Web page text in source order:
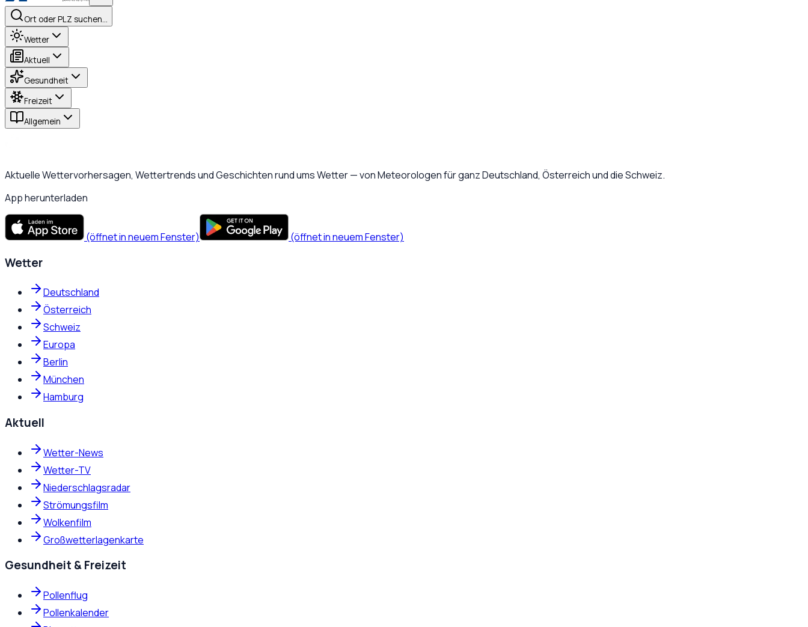
Ort oder PLZ suchen…
Wetter
Aktuell
Gesundheit
Freizeit
Allgemein
Aktuelle Wettervorhersagen, Wettertrends und Geschichten rund ums Wetter — von Meteorologen für ganz Deutschland, Österreich und die Schweiz.
App herunterladen
(öffnet in neuem Fenster) (öffnet in neuem Fenster)
Wetter
Deutschland
Österreich
Schweiz
Europa
Berlin
München
Hamburg
Aktuell
Wetter-News
Wetter-TV
Niederschlagsradar
Strömungsfilm
Wolkenfilm
Großwetterlagenkarte
Gesundheit & Freizeit
Pollenflug
Pollenkalender